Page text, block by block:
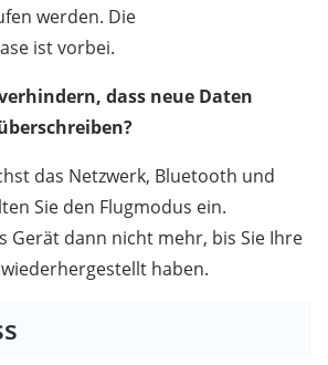
werden. Die
ist vorbei.
dass neue Daten
das Netzwerk, Bluetooth und
Sie den Flugmodus ein.
Gerät dann nicht mehr, bis Sie Ihre
haben.